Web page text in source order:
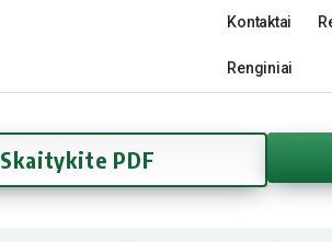
Kontaktai
Renginiai
Skaitykite PDF